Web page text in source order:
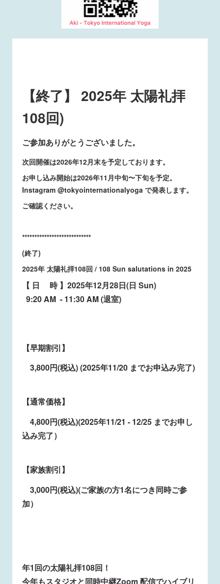
【終了】 2025年 太陽礼拝
108回)
ご参加ありがとうございました。
次回開催は2026年12月末を予定しております。
お申し込み開始は2026年11月中旬〜下旬を予定。
Instagram @tokyointernationalyoga で発表します。
ご確認ください。
****************************
(終了)
2025年 太陽礼拝108回 / 108 Sun salutations in 2025
【 日 時 】2025年12月28日(日 Sun)
9:20 AM - 11:30 AM (退室)
【早期割引】
3,800円(税込) (2025年11/20 までお申込み完了)
【通常価格】
4,800円(税込)(2025年11/21 - 12/25 までお申し
込み完了）
【家族割引】
3,000円(税込)(ご家族の方1名につき同時ご参
加）
年1回の太陽礼拝108回！
今年もスタジオと同時中継Zoom 配信でハイブリ